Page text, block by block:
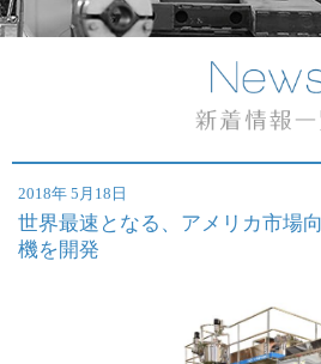
2018年 5月18日
世界最速となる、アメリカ市場
機を開発